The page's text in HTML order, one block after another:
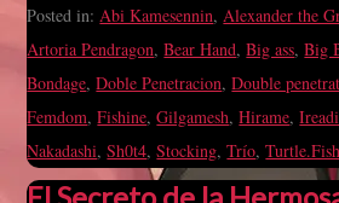
Posted in:Abi Kamesennin,Alexander the
Artoria Pendragon,Bear Hand,Big ass,Big
Bondage,Doble Penetracion,Double
Femdom,Fishine,Gilgamesh,Hirame,
Nakadashi,Sh0t4,Stocking,Trío,